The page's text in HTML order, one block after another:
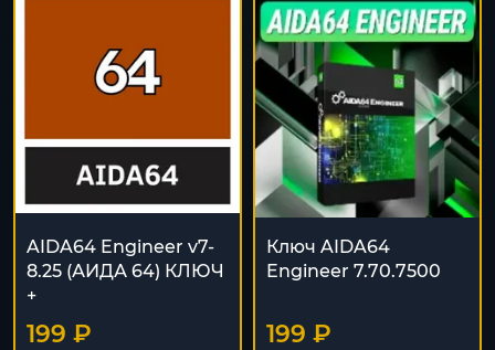
AIDA64 Engineer v7-
8.25 (АИДА 64) КЛЮЧ
+
199 ₽
Ключ AIDA64
Engineer 7.70.7500
199 ₽